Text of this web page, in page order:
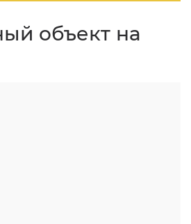
объект на